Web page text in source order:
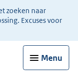
zoeken naar
Excuses voor
Menu